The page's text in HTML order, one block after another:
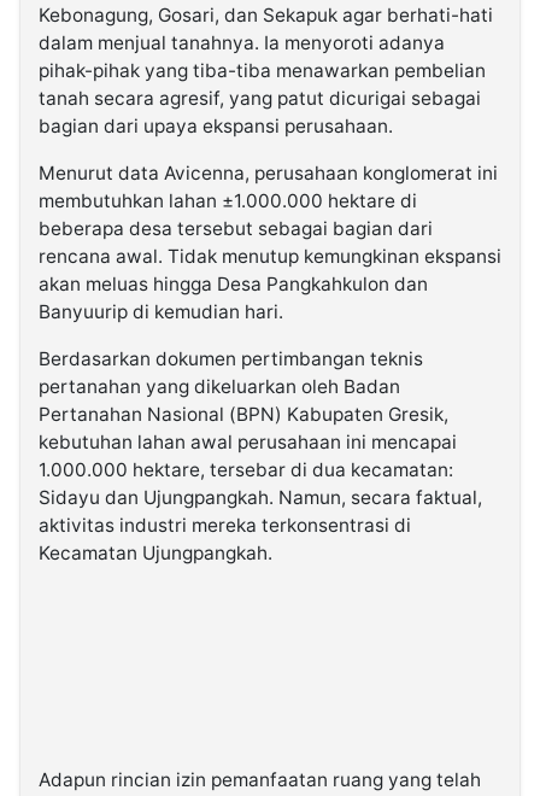
Kebonagung, Gosari, dan Sekapuk agar berhati-hati
dalam menjual tanahnya. Ia menyoroti adanya
pihak-pihak yang tiba-tiba menawarkan pembelian
tanah secara agresif, yang patut dicurigai sebagai
bagian dari upaya ekspansi perusahaan.
Menurut data Avicenna, perusahaan konglomerat ini
membutuhkan lahan ±1.000.000 hektare di
beberapa desa tersebut sebagai bagian dari
rencana awal. Tidak menutup kemungkinan ekspansi
akan meluas hingga Desa Pangkahkulon dan
Banyuurip di kemudian hari.
Berdasarkan dokumen pertimbangan teknis
pertanahan yang dikeluarkan oleh Badan
Pertanahan Nasional (BPN) Kabupaten Gresik,
kebutuhan lahan awal perusahaan ini mencapai
1.000.000 hektare, tersebar di dua kecamatan:
Sidayu dan Ujungpangkah. Namun, secara faktual,
aktivitas industri mereka terkonsentrasi di
Kecamatan Ujungpangkah.
Adapun rincian izin pemanfaatan ruang yang telah